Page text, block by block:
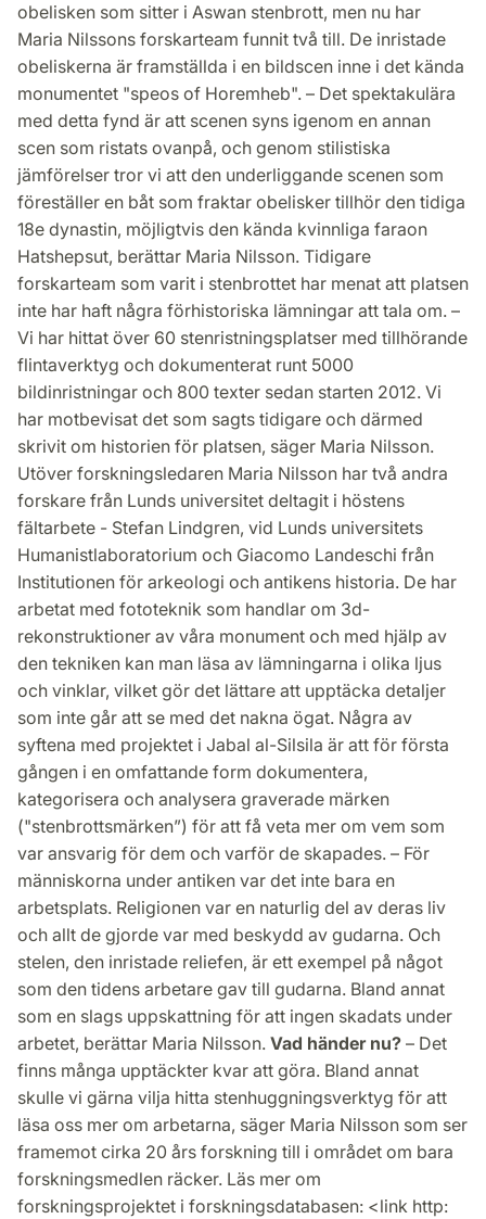
obelisken som sitter i Aswan stenbrott, men nu har
Maria Nilssons forskarteam funnit två till. De inristade
obeliskerna är framställda i en bildscen inne i det kända
monumentet "speos of Horemheb". – Det spektakulära
med detta fynd är att scenen syns igenom en annan
scen som ristats ovanpå, och genom stilistiska
jämförelser tror vi att den underliggande scenen som
föreställer en båt som fraktar obelisker tillhör den tidiga
18e dynastin, möjligtvis den kända kvinnliga faraon
Hatshepsut, berättar Maria Nilsson. Tidigare
forskarteam som varit i stenbrottet har menat att platsen
inte har haft några förhistoriska lämningar att tala om. –
Vi har hittat över 60 stenristningsplatser med tillhörande
flintaverktyg och dokumenterat runt 5000
bildinristningar och 800 texter sedan starten 2012. Vi
har motbevisat det som sagts tidigare och därmed
skrivit om historien för platsen, säger Maria Nilsson.
Utöver forskningsledaren Maria Nilsson har två andra
forskare från Lunds universitet deltagit i höstens
fältarbete - Stefan Lindgren, vid Lunds universitets
Humanistlaboratorium och Giacomo Landeschi från
Institutionen för arkeologi och antikens historia. De har
arbetat med fototeknik som handlar om 3d-
rekonstruktioner av våra monument och med hjälp av
den tekniken kan man läsa av lämningarna i olika ljus
och vinklar, vilket gör det lättare att upptäcka detaljer
som inte går att se med det nakna ögat. Några av
syftena med projektet i Jabal al-Silsila är att för första
gången i en omfattande form dokumentera,
kategorisera och analysera graverade märken
("stenbrottsmärken”) för att få veta mer om vem som
var ansvarig för dem och varför de skapades. ­– För
människorna under antiken var det inte bara en
arbetsplats. Religionen var en naturlig del av deras liv
och allt de gjorde var med beskydd av gudarna. Och
stelen, den inristade reliefen, är ett exempel på något
som den tidens arbetare gav till gudarna. Bland annat
som en slags uppskattning för att ingen skadats under
arbetet, berättar Maria Nilsson. Vad händer nu? – Det
finns många upptäckter kvar att göra. Bland annat
skulle vi gärna vilja hitta stenhuggningsverktyg för att
läsa oss mer om arbetarna, säger Maria Nilsson som ser
framemot cirka 20 års forskning till i området om bara
forskningsmedlen räcker. Läs mer om
forskningsprojektet i forskningsdatabasen: <link http: